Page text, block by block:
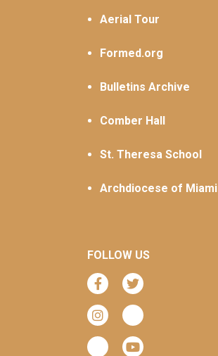
Aerial Tour
Formed.org
Bulletins Archive
Comber Hall
St. Theresa School
Archdiocese of Miami
FOLLOW US